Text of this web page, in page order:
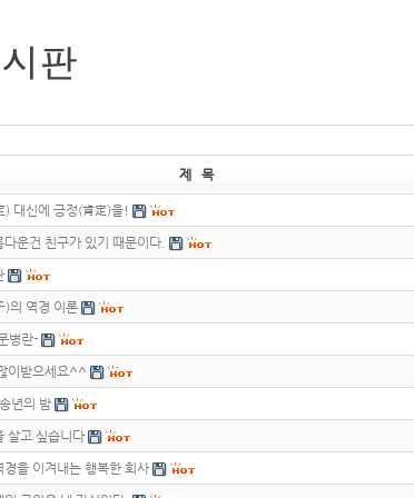
제 목
) 대신에 긍정(肯定)을!
다운건 친구가 있기 때문이다.
)의 역경 이론
병란-
이받으세요^^
년의 밤
살고 싶습니다
경을 이겨내는 행복한 회사